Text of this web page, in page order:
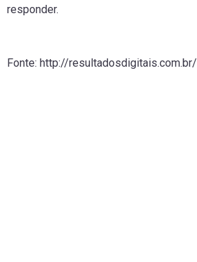
responder.
Fonte: http://resultadosdigitais.com.br/